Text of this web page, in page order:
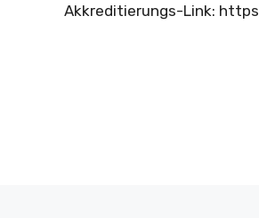
Akkreditierungs-Link: